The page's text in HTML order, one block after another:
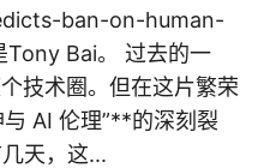
ban-on-human-
Bai。 过去的一
技术圈。但在这片繁荣
AI 伦理”**的深刻裂
天，这...